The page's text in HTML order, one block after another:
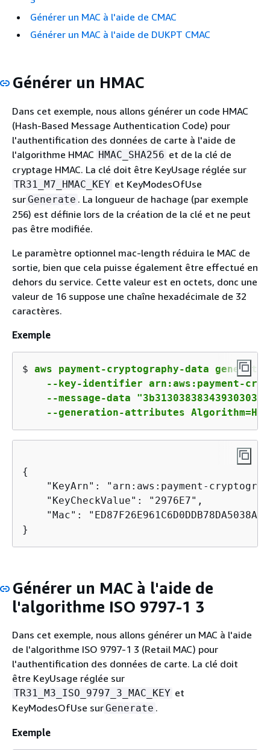
Générer un MAC à l'aide de CMAC
Générer un MAC à l'aide de DUKPT CMAC
Générer un HMAC
Dans cet exemple, nous allons générer un code HMAC
(Hash-Based Message Authentication Code) pour
l'authentification des données de carte à l'aide de
l'algorithme HMAC HMAC_SHA256 et de la clé de
cryptage HMAC. La clé doit être KeyUsage réglée sur
TR31_M7_HMAC_KEY et KeyModesOfUse
surGenerate . La longueur de hachage (par exemple
256) est définie lors de la création de la clé et ne peut
pas être modifiée.
Le paramètre optionnel mac-length réduira le MAC de
sortie, bien que cela puisse également être effectué en
dehors du service. Cette valeur est en octets, donc une
valeur de 16 suppose une chaîne hexadécimale de 32
caractères.
Exemple
$ aws payment-cryptography-data
--key-identifier arn:aws:payment-
--message-data
--generation-attributes
{
"KeyArn": "arn:aws:payment-
    "KeyCheckValue": "2976E7",
"Mac":
}
Générer un MAC à l'aide de
l'algorithme ISO 9797-1 3
Dans cet exemple, nous allons générer un MAC à l'aide
de l'algorithme ISO 9797-1 3 (Retail MAC) pour
l'authentification des données de carte. La clé doit
être KeyUsage réglée sur
TR31_M3_ISO_9797_3_MAC_KEY et
KeyModesOfUse surGenerate .
Exemple